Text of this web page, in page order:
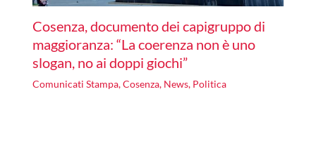
Cosenza, documento dei capigruppo di
maggioranza: “La coerenza non è uno
slogan, no ai doppi giochi”
Comunicati Stampa,Cosenza, News, Politica